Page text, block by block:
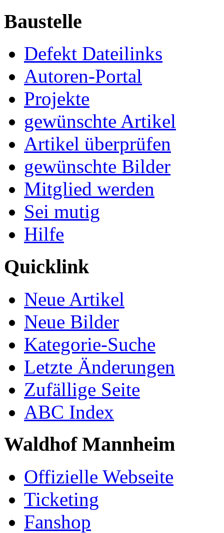
Baustelle
Defekt Dateilinks
Autoren-Portal
Projekte
gewünschte Artikel
Artikel überprüfen
gewünschte Bilder
Mitglied werden
Sei mutig
Hilfe
Quicklink
Neue Artikel
Neue Bilder
Kategorie-Suche
Letzte Änderungen
Zufällige Seite
ABC Index
Waldhof Mannheim
Offizielle Webseite
Ticketing
Fanshop